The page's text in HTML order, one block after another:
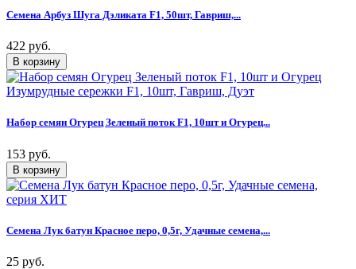
Семена Арбуз Шуга Дэликата F1, 50шт, Гавриш,...
422 руб.
Набор семян Огурец Зеленый поток F1, 10шт и Огурец...
153 руб.
Семена Лук батун Красное перо, 0,5г, Удачные семена,...
25 руб.